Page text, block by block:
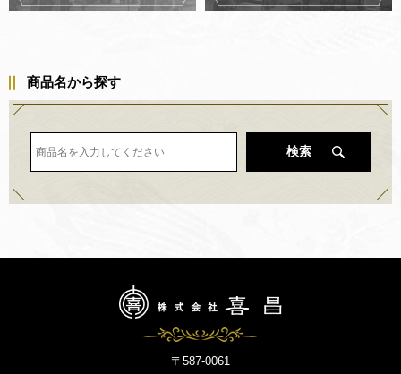
商品名から探す
検索
〒587-0061